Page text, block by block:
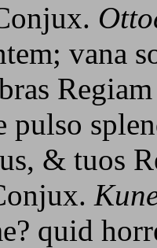
vana
pulso
& tuos
quid